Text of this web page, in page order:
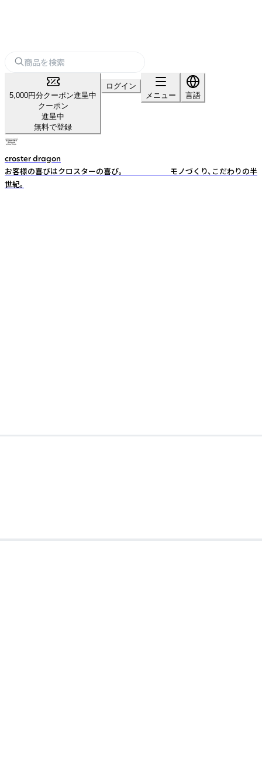
5,000円分クーポン進呈中
クーポン
進呈中
無料で登録
ログイン
メニュー
言語
croster dragon
お客様の喜びはクロスターの喜び。 モノづくり、こだわりの半
世紀。